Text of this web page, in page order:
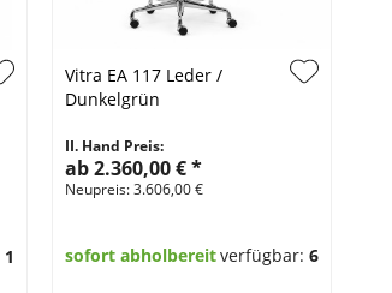
1
Vitra EA 117 Leder /
Dunkelgrün
II. Hand Preis:
ab 2.360,00 €*
Neupreis: 3.606,00 €
sofort abholbereitverfügbar: 6